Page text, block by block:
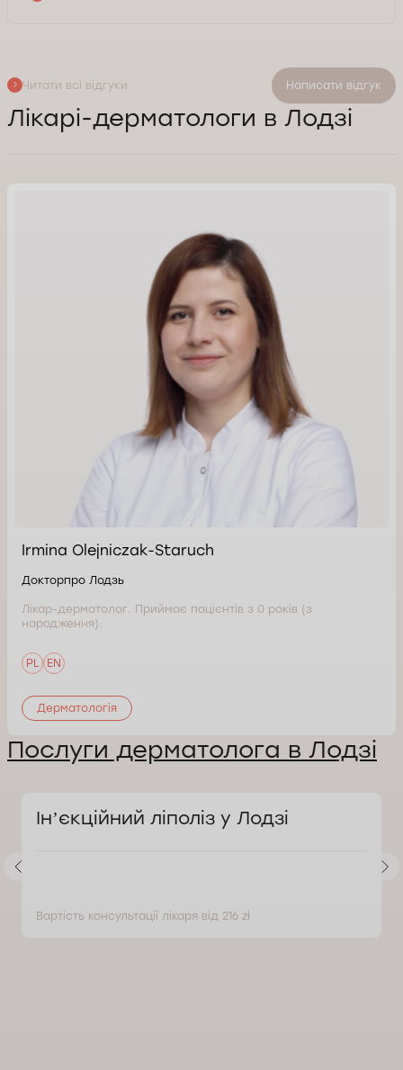
Читати всі відгуки Написати відгук
Лікарі-дерматологи в Лодзі
Irmina Olejniczak-Staruch
Докторпро Лодзь
Лікар-дерматолог. Приймає пацієнтів з 0 років (з
народження).
PL EN
Дерматологія
Послуги дерматолога в Лодзі
Інʼєкційний ліполіз у Лодзі
Вартість консультації лікаря від 216 zł